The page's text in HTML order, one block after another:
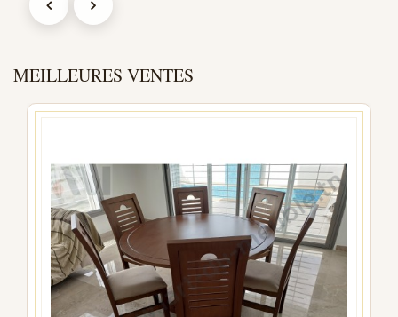
MEILLEURES VENTES